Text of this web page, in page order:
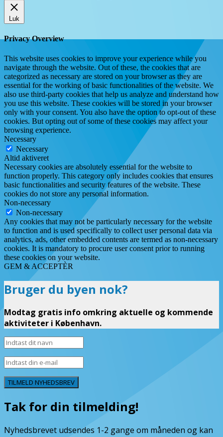
Luk
Privacy Overview
This website uses cookies to improve your experience while you
navigate through the website. Out of these, the cookies that are
categorized as necessary are stored on your browser as they are
essential for the working of basic functionalities of the website. We
also use third-party cookies that help us analyze and understand how
you use this website. These cookies will be stored in your browser
only with your consent. You also have the option to opt-out of these
cookies. But opting out of some of these cookies may affect your
browsing experience.
Necessary
Necessary
Altid aktiveret
Necessary cookies are absolutely essential for the website to
function properly. This category only includes cookies that ensures
basic functionalities and security features of the website. These
cookies do not store any personal information.
Non-necessary
Non-necessary
Any cookies that may not be particularly necessary for the website
to function and is used specifically to collect user personal data via
analytics, ads, other embedded contents are termed as non-necessary
cookies. It is mandatory to procure user consent prior to running
these cookies on your website.
GEM & ACCEPTÈR
Bruger du byen nok?
Modtag gratis info omkring aktuelle og kommende
aktiviteter i København.
TILMELD NYHEDSBREV
Tak for din tilmelding!
Nyhedsbrevet udsendes 1-2 gange om måneden og kan